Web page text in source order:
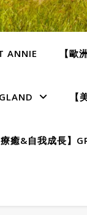
ANNIE 【歐
【
療癒&自我成長】